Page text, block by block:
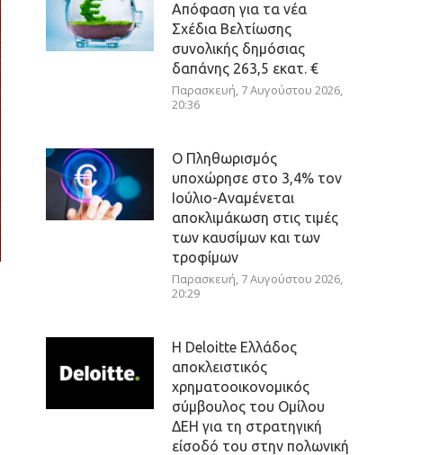
Απόφαση για τα νέα
Σχέδια Βελτίωσης
συνολικής δημόσιας
δαπάνης 263,5 εκατ. €
Παρασκευή, 7 Αυγούστου 2026,
20:36
Ο Πληθωρισμός
υποχώρησε στο 3,4% τον
Ιούλιο-Αναμένεται
αποκλιμάκωση στις τιμές
των καυσίμων και των
τροφίμων
Παρασκευή, 7 Αυγούστου 2026,
20:29
Η Deloitte Ελλάδος
αποκλειστικός
χρηματοοικονομικός
σύμβουλος του Ομίλου
ΔΕΗ για τη στρατηγική
είσοδό του στην πολωνική